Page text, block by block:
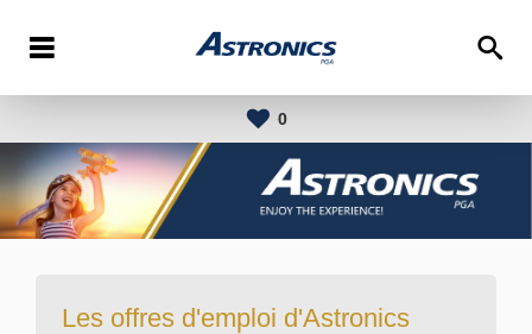
0
Les offres d'emploi d'Astronics